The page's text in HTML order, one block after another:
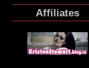
Affiliates